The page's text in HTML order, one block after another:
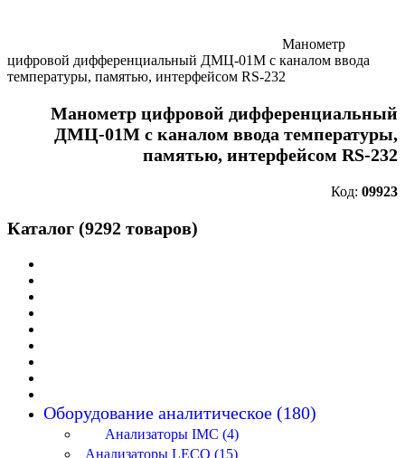
Манометр
цифровой дифференциальный ДМЦ-01М с каналом ввода
температуры, памятью, интерфейсом RS-232
Манометр цифровой дифференциальный
ДМЦ-01М с каналом ввода температуры,
памятью, интерфейсом RS-232
Код: 09923
Каталог (9292 товаров)
Оборудование аналитическое (180)
Анализаторы IMC (4)
Анализаторы LECO (15)